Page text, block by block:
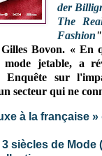
der
The
Fashion"
Bovon. « En
jetable, a
sur
secteur qui ne
à la française »
siècles de Mode